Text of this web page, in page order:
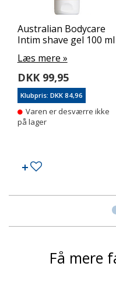
Australian Bodycare
Intim shave gel 100 ml
Læs mere »
DKK 99,95
Klubpris: DKK 84,96
Varen er desværre ikke
på lager
Tilføj til ønskeseddel
Få mere